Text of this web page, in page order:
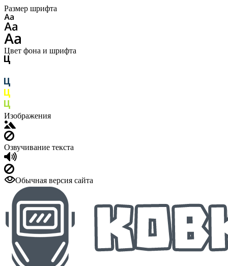
Размер шрифта
Цвет фона и шрифта
Изображения
Озвучивание текста
Обычная версия сайта